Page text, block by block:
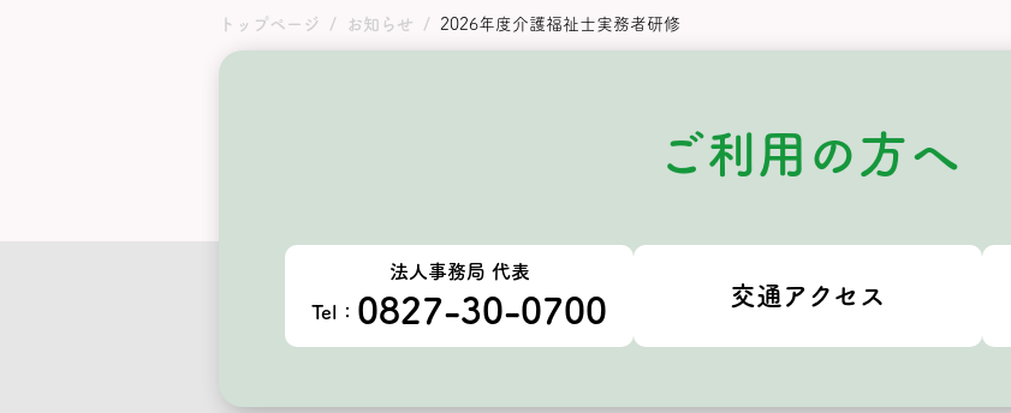
トップページ お知らせ 2026年度介護福祉士実務者研修
ご利用の方へ
法人事務局 代表
Tel： 0827-30-0700 交通アクセス